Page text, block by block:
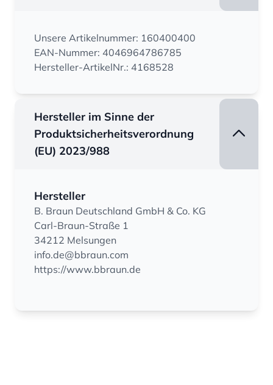
Unsere Artikelnummer: 160400400
EAN-Nummer: 4046964786785
Hersteller-ArtikelNr.: 4168528
Hersteller im Sinne der
Produktsicherheitsverordnung
(EU) 2023/988
Hersteller
B. Braun Deutschland GmbH & Co. KG
Carl-Braun-Straße 1
34212 Melsungen
info.de@bbraun.com
https://www.bbraun.de